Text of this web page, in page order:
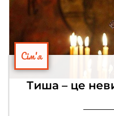
Сім'я
Тиша – це